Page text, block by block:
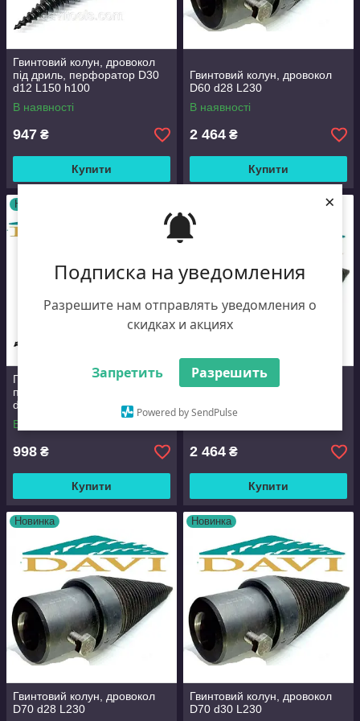
Подписка на уведомления
Разрешите нам отправлять уведомления о
скидках и акциях
Запретить Разрешить
Powered by SendPulse
×
Гвинтовий колун, дровокол
під дриль, перфоратор D30
d12 L150 h100
В наявності
947 ₴
Купити
Гвинтовий колун, дровокол
D60 d28 L230
В наявності
2 464 ₴
Купити
Новинка
Гвинтовий колун, дровокол
під дриль, перфоратор D40
d12 L200 h150
В наявності
998 ₴
Купити
2 464 ₴
Купити
Новинка
Гвинтовий колун, дровокол
D70 d28 L230
Новинка
Гвинтовий колун, дровокол
D70 d30 L230